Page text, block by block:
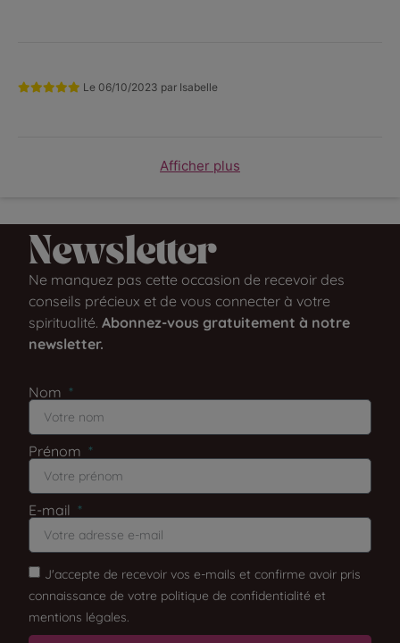
Le 06/10/2023 par Isabelle
Afficher plus
Newsletter​
Ne manquez pas cette occasion de recevoir des
conseils précieux et de vous connecter à votre
spiritualité.Abonnez-vous gratuitement à notre
newsletter.
Nom
Prénom
E-mail
J'accepte de recevoir vos e-mails et confirme avoir pris
connaissance de votre politique de confidentialité et
mentions légales.